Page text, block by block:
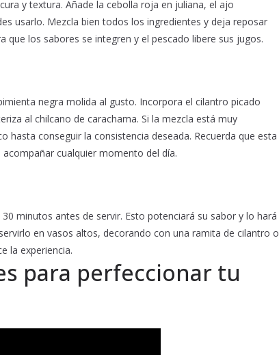
y textura. Añade la cebolla roja en juliana, el ajo
usarlo. Mezcla bien todos los ingredientes y deja reposar
los sabores se integren y el pescado libere sus jugos.
negra molida al gusto. Incorpora el cilantro picado
al chilcano de carachama. Si la mezcla está muy
hasta conseguir la consistencia deseada. Recuerda que esta
cualquier momento del día.
minutos antes de servir. Esto potenciará su sabor y lo hará
en vasos altos, decorando con una ramita de cilantro o
la experiencia.
para perfeccionar tu